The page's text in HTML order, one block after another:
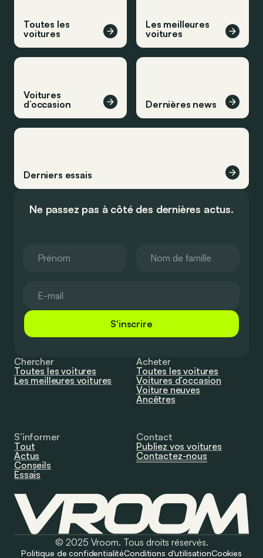
Toutes les
voitures
Les meilleures
voitures
Voitures
d’occasion
Dernières news
Derniers essais
Ne passez pas à côté des dernières actus.
S'inscrire
Chercher
Toutes les voitures
Les meilleures voitures
Acheter
Toutes les voitures
Voitures d’occasion
Voiture neuves
Ancêtres
S’informer
Tout
Actus
Conseils
Essais
Contact
Publiez vos voitures
Contactez-nous
© 2025 Vroom. Tous droits réservés.
Politique de confidentialitéConditions d'utilisationCookies